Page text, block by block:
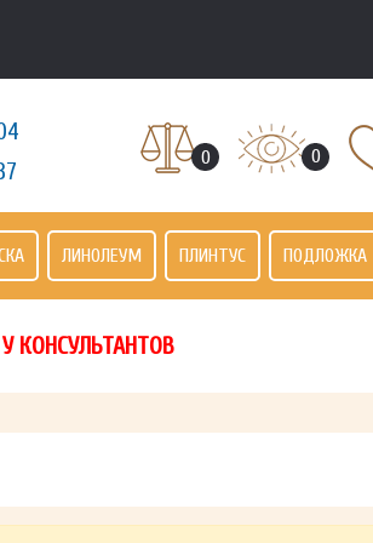
0 0
ЛИНОЛЕУМ ПЛИНТУС ПОДЛОЖКА
КОНСУЛЬТАНТОВ